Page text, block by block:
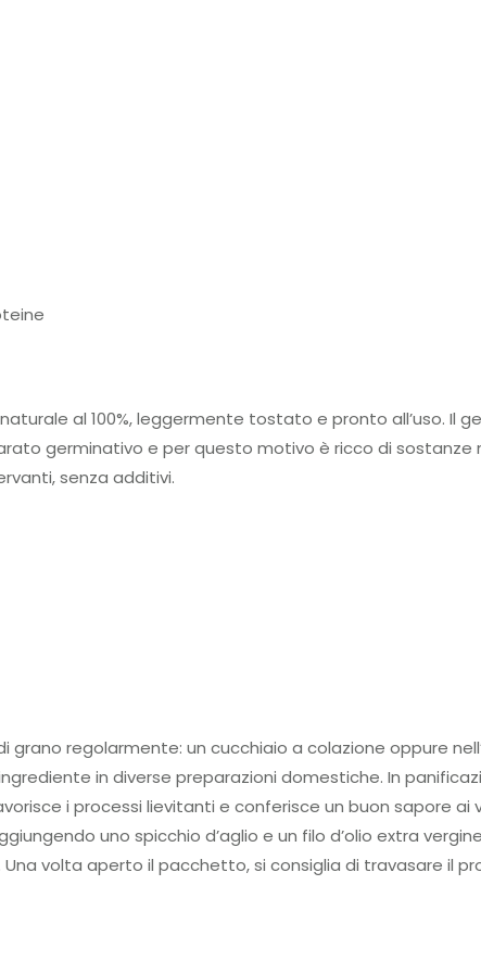
al 100%, leggermente tostato e pronto all’uso. Il
germinativo e per questo motivo è ricco di
senza additivi.
grano regolarmente: un cucchiaio a colazione oppure
in diverse preparazioni domestiche. In
i processi lievitanti e conferisce un buon sapore ai
uno spicchio d’aglio e un filo d’olio extra
volta aperto il pacchetto, si consiglia di travasare il